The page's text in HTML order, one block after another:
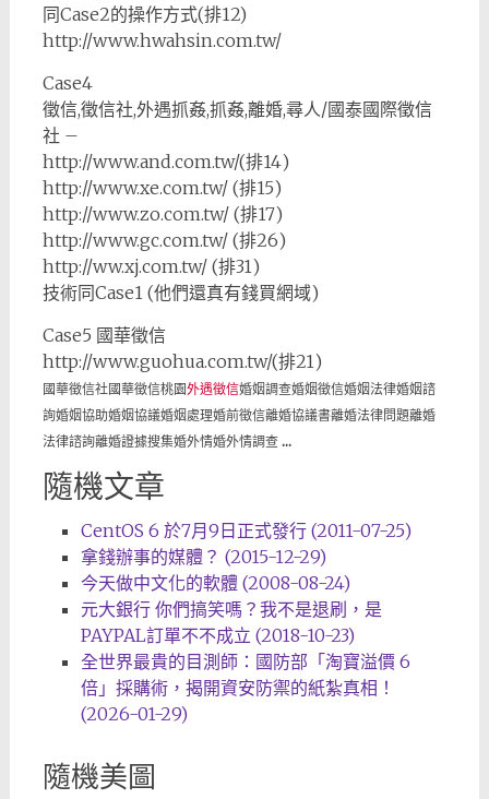
同Case2的操作方式(排12)
http://www.hwahsin.com.tw/
Case4
徵信,徵信社,外遇抓姦,抓姦,離婚,尋人/國泰國際徵信
社 –
http://www.and.com.tw/(排14)
http://www.xe.com.tw/ (排15)
http://www.zo.com.tw/ (排17)
http://www.gc.com.tw/ (排26)
http://ww.xj.com.tw/ (排31)
技術同Case1 (他們還真有錢買網域)
Case5 國華徵信
http://www.guohua.com.tw/(排21)
國華徵信社國華徵信桃園外遇徵信婚姻調查婚姻徵信婚姻法律婚姻諮
詢婚姻協助婚姻協議婚姻處理婚前徵信離婚協議書離婚法律問題離婚
法律諮詢離婚證據搜集婚外情婚外情調查 …
隨機文章
CentOS 6 於7月9日正式發行 (2011-07-25)
拿錢辦事的媒體？ (2015-12-29)
今天做中文化的軟體 (2008-08-24)
元大銀行 你們搞笑嗎？我不是退刷，是
PAYPAL訂單不不成立 (2018-10-23)
全世界最貴的目測師：國防部「淘寶溢價 6
倍」採購術，揭開資安防禦的紙紮真相！
(2026-01-29)
隨機美圖